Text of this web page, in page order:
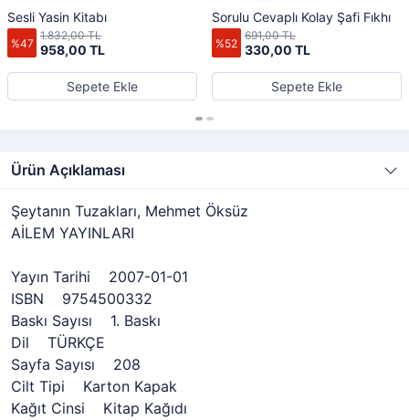
Sesli Yasin Kitabı
%47 958,00 TL
1.832,00 TL
Sepete Ekle
Sorulu Cevaplı Kolay Şafi Fıkhı
%52 330,00 TL
691,00 TL
Sepete Ekle
Ürün Açıklaması
Şeytanın Tuzakları, Mehmet Öksüz
AİLEM YAYINLARI
Yayın Tarihi 2007-01-01
ISBN 9754500332
Baskı Sayısı 1. Baskı
Dil TÜRKÇE
Sayfa Sayısı 208
Cilt Tipi Karton Kapak
Kağıt Cinsi Kitap Kağıdı